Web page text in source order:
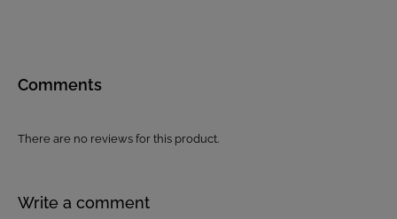
Comments
There are no reviews for this product.
Write a comment